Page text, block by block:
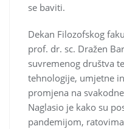
se baviti.
Dekan Filozofskog
prof. dr. sc. Dražen
suvremenog društva
tehnologije, umjetne
promjena na
Naglasio je kako su
pandemijom,